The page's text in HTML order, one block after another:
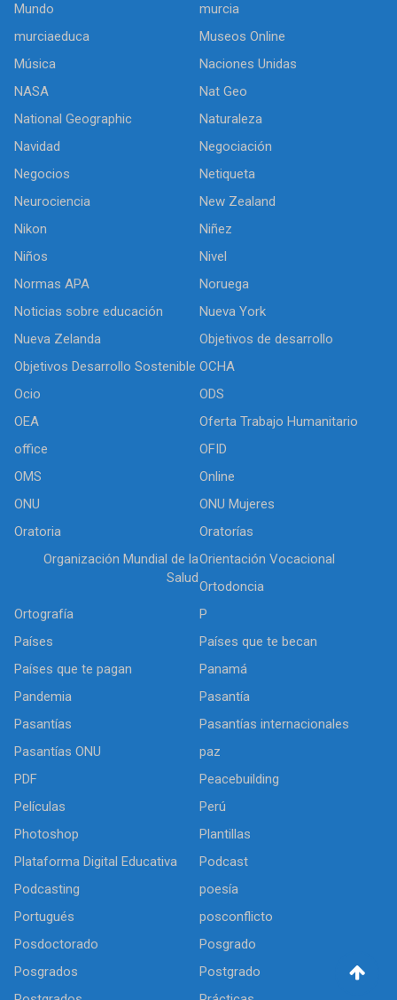
Mundo
murcia
murciaeduca
Museos Online
Música
Naciones Unidas
NASA
Nat Geo
National Geographic
Naturaleza
Navidad
Negociación
Negocios
Netiqueta
Neurociencia
New Zealand
Nikon
Niñez
Niños
Nivel
Normas APA
Noruega
Noticias sobre educación
Nueva York
Nueva Zelanda
Objetivos de desarrollo
Objetivos Desarrollo Sostenible OCHA
Ocio
ODS
OEA
Oferta Trabajo Humanitario
office
OFID
OMS
Online
ONU
ONU Mujeres
Oratoria
Oratorías
Organización Mundial de la
Salud
Orientación Vocacional
Ortodoncia
Ortografía
P
Países
Países que te becan
Países que te pagan
Panamá
Pandemia
Pasantía
Pasantías
Pasantías internacionales
Pasantías ONU
paz
PDF
Peacebuilding
Películas
Perú
Photoshop
Plantillas
Plataforma Digital Educativa
Podcast
Podcasting
poesía
Portugués
posconflicto
Posdoctorado
Posgrado
Posgrados
Postgrado